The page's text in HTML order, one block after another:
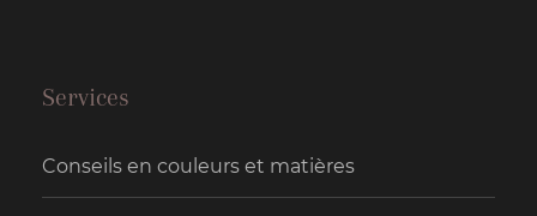
Services
Conseils en couleurs et matières